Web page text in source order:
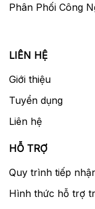
Phân Phối Công
LIÊN HỆ
Giới thiệu
Tuyển dụng
Liên hệ
HỖ TRỢ
Quy trình tiếp
Hình thức hỗ trợ